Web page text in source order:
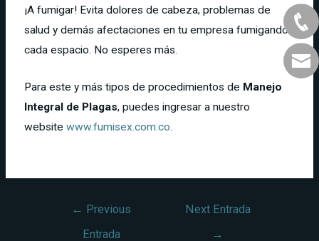
¡A fumigar! Evita dolores de cabeza, problemas de
salud y demás afectaciones en tu empresa fumigando
cada espacio. No esperes más.
Para este y más tipos de procedimientos de Manejo
Integral de Plagas, puedes ingresar a nuestro
website www.fumisex.com.co.
← Previous
Entrada
Next Entrada
→